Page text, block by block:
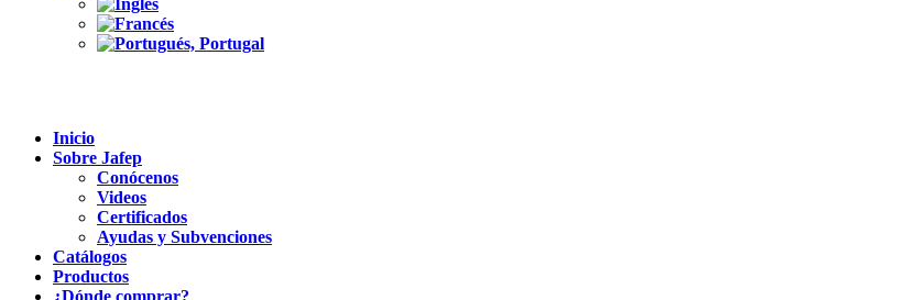
Inicio
Sobre Jafep
Conócenos
Videos
Certificados
Ayudas y Subvenciones
Catálogos
Productos
¿Dónde comprar?